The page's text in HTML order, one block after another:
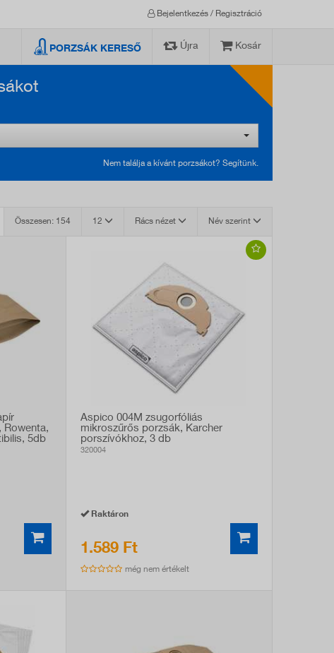
Bejelentkezés / Regisztráció
PORZSÁK KERESŐ Újra Kosár
Nem találja a kívánt porzsákot? Segítünk.
Név szerint
Rács nézet
12
Összesen: 154
Rowenta,
5db
Aspico 004M zsugorfóliás
mikroszűrős porzsák, Karcher
porszívókhoz, 3 db
320004
Raktáron
1.589 Ft
még nem értékelt